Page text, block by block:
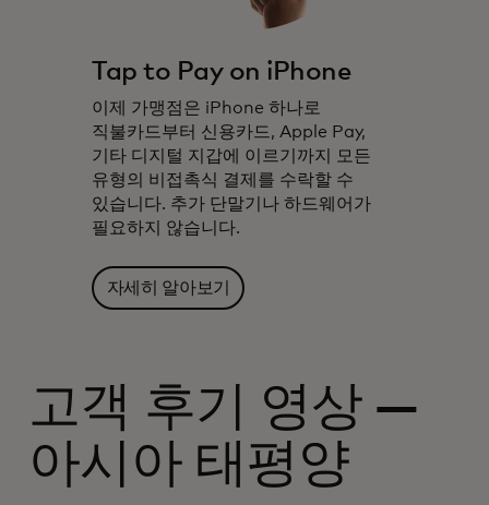
Tap to Pay on iPhone
이제 가맹점은 iPhone 하나로
직불카드부터 신용카드, Apple Pay,
기타 디지털 지갑에 이르기까지 모든
유형의 비접촉식 결제를 수락할 수
있습니다. 추가 단말기나 하드웨어가
필요하지 않습니다.
자세히 알아보기
고객 후기 영상 —
아시아 태평양